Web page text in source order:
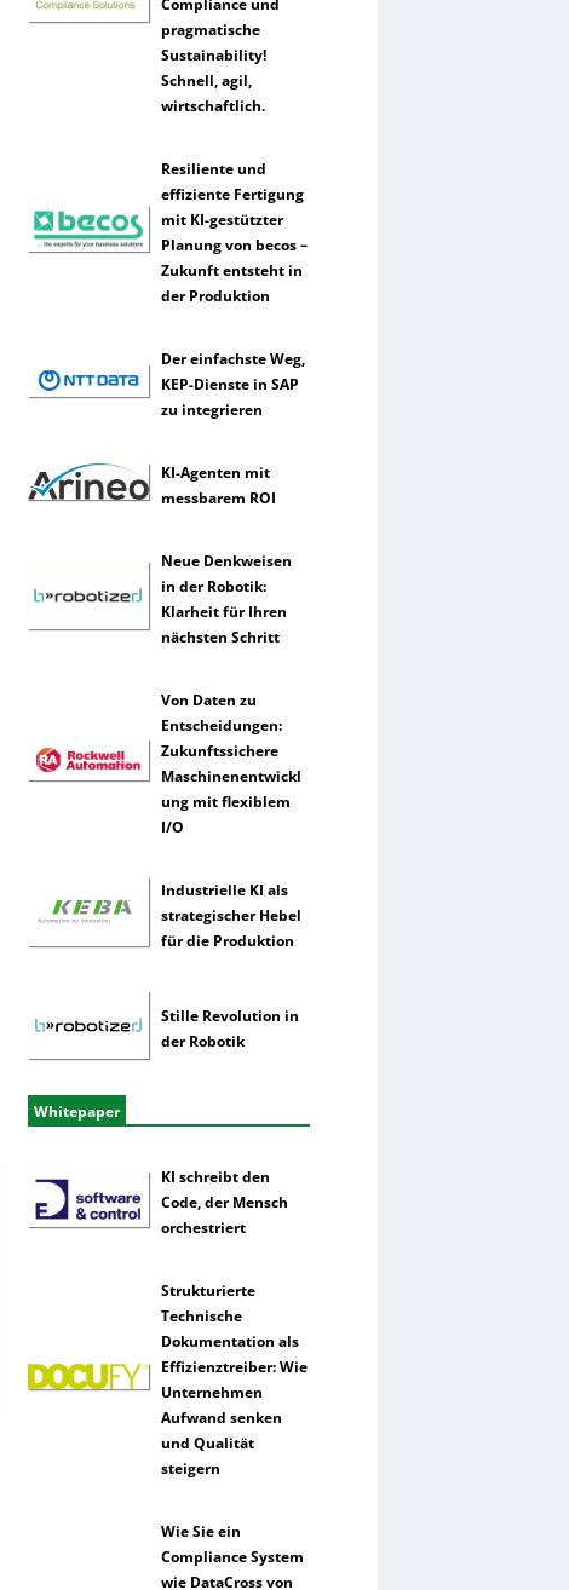
Compliance und
pragmatische
Sustainability!
Schnell, agil,
wirtschaftlich.
Resiliente und
effiziente Fertigung
mit KI-gestützter
Planung von becos –
Zukunft entsteht in
der Produktion
Der einfachste Weg,
KEP-Dienste in SAP
zu integrieren
KI-Agenten mit
messbarem ROI
Neue Denkweisen
in der Robotik:
Klarheit für Ihren
nächsten Schritt
Von Daten zu
Entscheidungen:
Zukunftssichere
Maschinenentwickl
ung mit flexiblem
I/O
Industrielle KI als
strategischer Hebel
für die Produktion
Stille Revolution in
der Robotik
Whitepaper
KI schreibt den
Code, der Mensch
orchestriert
Strukturierte
Technische
Dokumentation als
Effizienztreiber: Wie
Unternehmen
Aufwand senken
und Qualität
steigern
Wie Sie ein
Compliance System
wie DataCross von